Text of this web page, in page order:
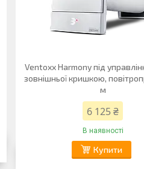
Ventoxx Harmony під
зовнішньої кришкою,
м
6 125 ₴
В наявності
Купити